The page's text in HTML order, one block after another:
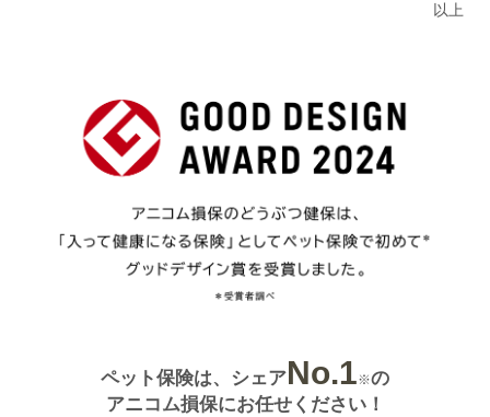
以上
ペット保険は、シェアNo.1※の
アニコム損保にお任せください！